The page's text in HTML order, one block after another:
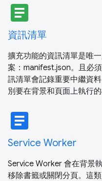
article
資訊清單
擴充功能的資訊清單是唯
案：manifest.json。且必
訊清單會記錄重要中繼資
別要在背景和頁面上執行的
article
Service Worker
Service Worker 會在背景
移除書籤或關閉分頁。這